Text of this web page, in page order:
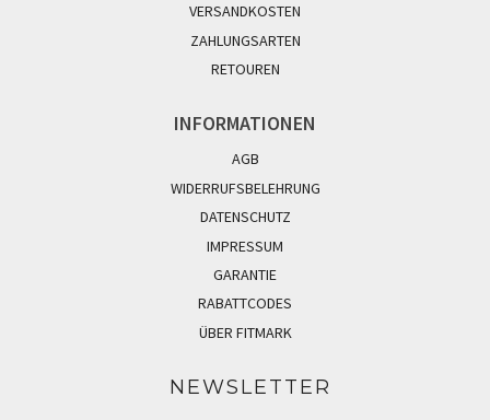
VERSANDKOSTEN
ZAHLUNGSARTEN
RETOUREN
INFORMATIONEN
AGB
WIDERRUFSBELEHRUNG
DATENSCHUTZ
IMPRESSUM
GARANTIE
RABATTCODES
ÜBER FITMARK
NEWSLETTER